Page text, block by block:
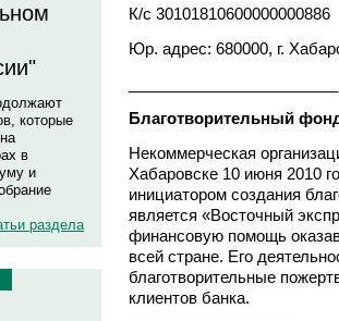
которые
в
и
раздела
К/с 30101810600000000886
Юр. адрес: 680000, г.
Благотворительный
Некоммерческая
Хабаровске 10 июня 2010
инициатором создания
является «Восточный
финансовую помощь
всей стране. Его
благотворительные
клиентов банка.